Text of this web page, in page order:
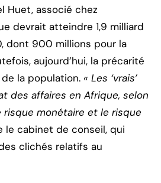
Huet, associé chez
devrait atteindre 1,9 milliard
dont 900 millions pour la
aujourd’hui, la précarité
la population. « Les ‘vrais’
des affaires en Afrique, selon
risque monétaire et le risque
le cabinet de conseil, qui
clichés relatifs au